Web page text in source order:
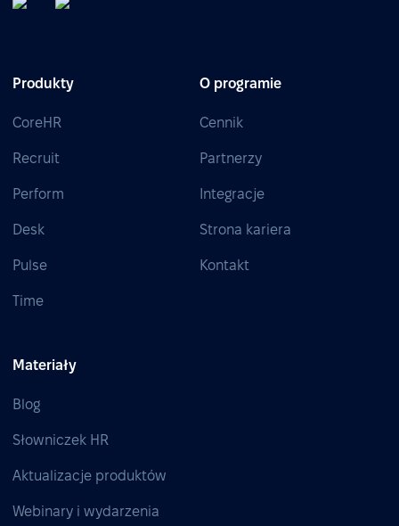
Produkty
CoreHR
Recruit
Perform
Desk
Pulse
Time
O programie
Cennik
Partnerzy
Integracje
Strona kariera
Kontakt
Materiały
Blog
Słowniczek HR
Aktualizacje produktów
Webinary i wydarzenia